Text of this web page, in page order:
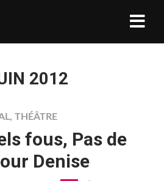
2012
, THÉÂTRE
fous, Pas de
Denise